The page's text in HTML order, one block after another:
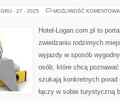
GRU - 27 - 2025 MOŻLIWOŚĆ
Hotel-Logan.com.pl to
zwiedzaniu rodzimych
wyjazdy w sposób
osób, które chcą
szukają konkretnych
łączy w sobie turystyczną